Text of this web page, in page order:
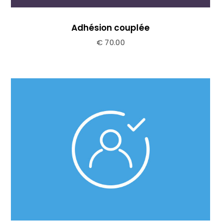
Adhésion couplée
€ 70.00